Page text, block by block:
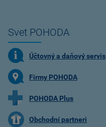
Svet POHODA
Účtovný a daňový servis
Firmy POHODA
POHODA Plus
Obchodní partneri